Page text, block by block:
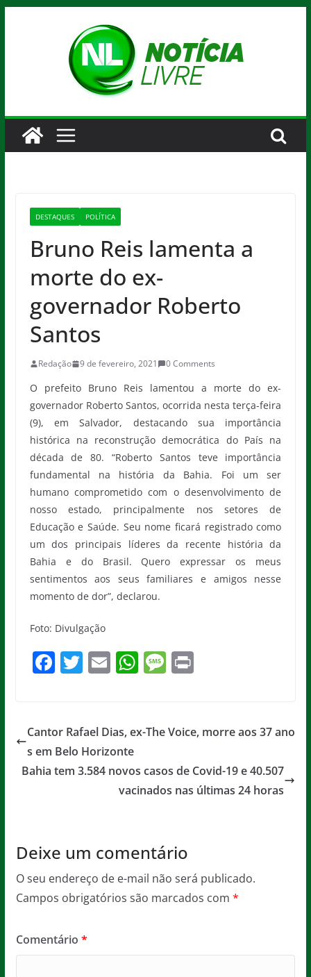
DESTAQUES POLÍTICA
Bruno Reis lamenta a
morte do ex-
governador Roberto
Santos
Redação 9 de fevereiro, 2021 0 Comments
O prefeito Bruno Reis lamentou a morte do ex-
governador Roberto Santos, ocorrida nesta terça-feira
(9), em Salvador, destacando sua importância
histórica na reconstrução democrática do País na
década de 80. “Roberto Santos teve importância
fundamental na história da Bahia. Foi um ser
humano comprometido com o desenvolvimento de
nosso estado, principalmente nos setores de
Educação e Saúde. Seu nome ficará registrado como
um dos principais líderes da recente história da
Bahia e do Brasil. Quero expressar os meus
sentimentos aos seus familiares e amigos nesse
momento de dor”, declarou.
Foto: Divulgação
F
e
b
o
T
er
E
l
W
s
p
p
M
a
e
Pr
Cantor Rafael Dias, ex-The Voice, morre aos 37 ano
s em Belo Horizonte
Bahia tem 3.584 novos casos de Covid-19 e 40.507
vacinados nas últimas 24 horas
Deixe um comentário
O seu endereço de e-mail não será publicado.
Campos obrigatórios são marcados com *
Comentário *